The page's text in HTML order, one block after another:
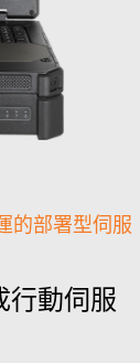
的部署型伺服
行動伺服